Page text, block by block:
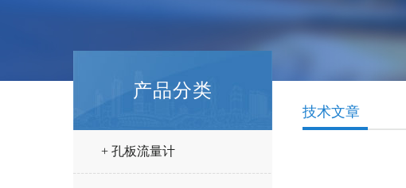
产品分类
+ 孔板流量计
技术文章